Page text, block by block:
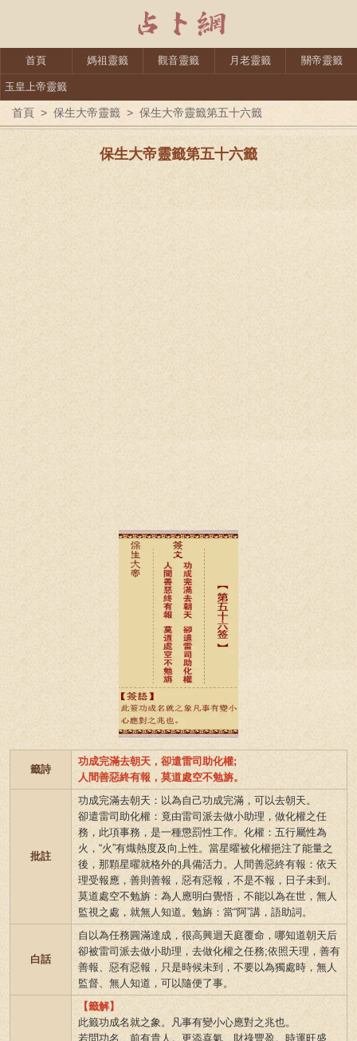
首頁 媽祖靈籤 觀音靈籤 月老靈籤 關帝靈籤
玉皇上帝靈籤
首頁 > 保生大帝靈籤 > 保生大帝靈籤第五十六籤
保生大帝靈籤第五十六籤
籤詩
功成完滿去朝天，卻遣雷司助化權;
人間善惡終有報，莫道處空不勉旃。
批註
功成完滿去朝天：以為自己功成完滿，可以去朝天。
卻遣雷司助化權：竟由雷司派去做小助理，做化權之任
務，此項事務，是一種懲罰性工作。化權：五行屬性為
火，“火”有熾熱度及向上性。當星曜被化權挹注了能量之
後，那顆星曜就格外的具備活力。人間善惡終有報：依天
理受報應，善則善報，惡有惡報，不是不報，日子未到。
莫道處空不勉旃：為人應明白覺悟，不能以為在世，無人
監視之處，就無人知道。勉旃：當“阿”講，語助詞。
白話
自以為任務圓滿達成，很高興迴天庭覆命，哪知道朝天后
卻被雷司派去做小助理，去做化權之任務;依照天理，善有
善報、惡有惡報，只是時候未到，不要以為獨處時，無人
監督、無人知道，可以隨便了事。
【籤解】
此籤功成名就之象。凡事有變小心應對之兆也。
若問功名、前有貴人。更添喜氣、財祿豐盈。時運旺盛、